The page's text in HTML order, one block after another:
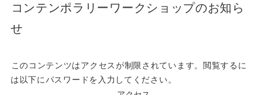
コンテンポラリーワークショップのお知ら
せ
このコンテンツはアクセスが制限されています。閲覧するに
は以下にパスワードを入力してください。